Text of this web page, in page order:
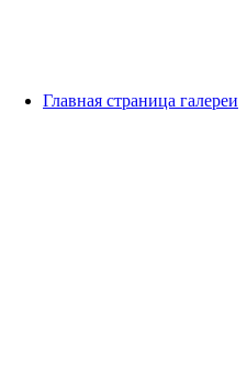
Главная страница галереи